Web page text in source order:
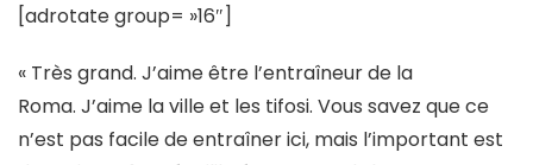
[adrotate group= »16″]
« Très grand. J’aime être l’entraîneur de la
Roma. J’aime la ville et les tifosi. Vous savez que ce
n’est pas facile de entraîner ici, mais l’important est